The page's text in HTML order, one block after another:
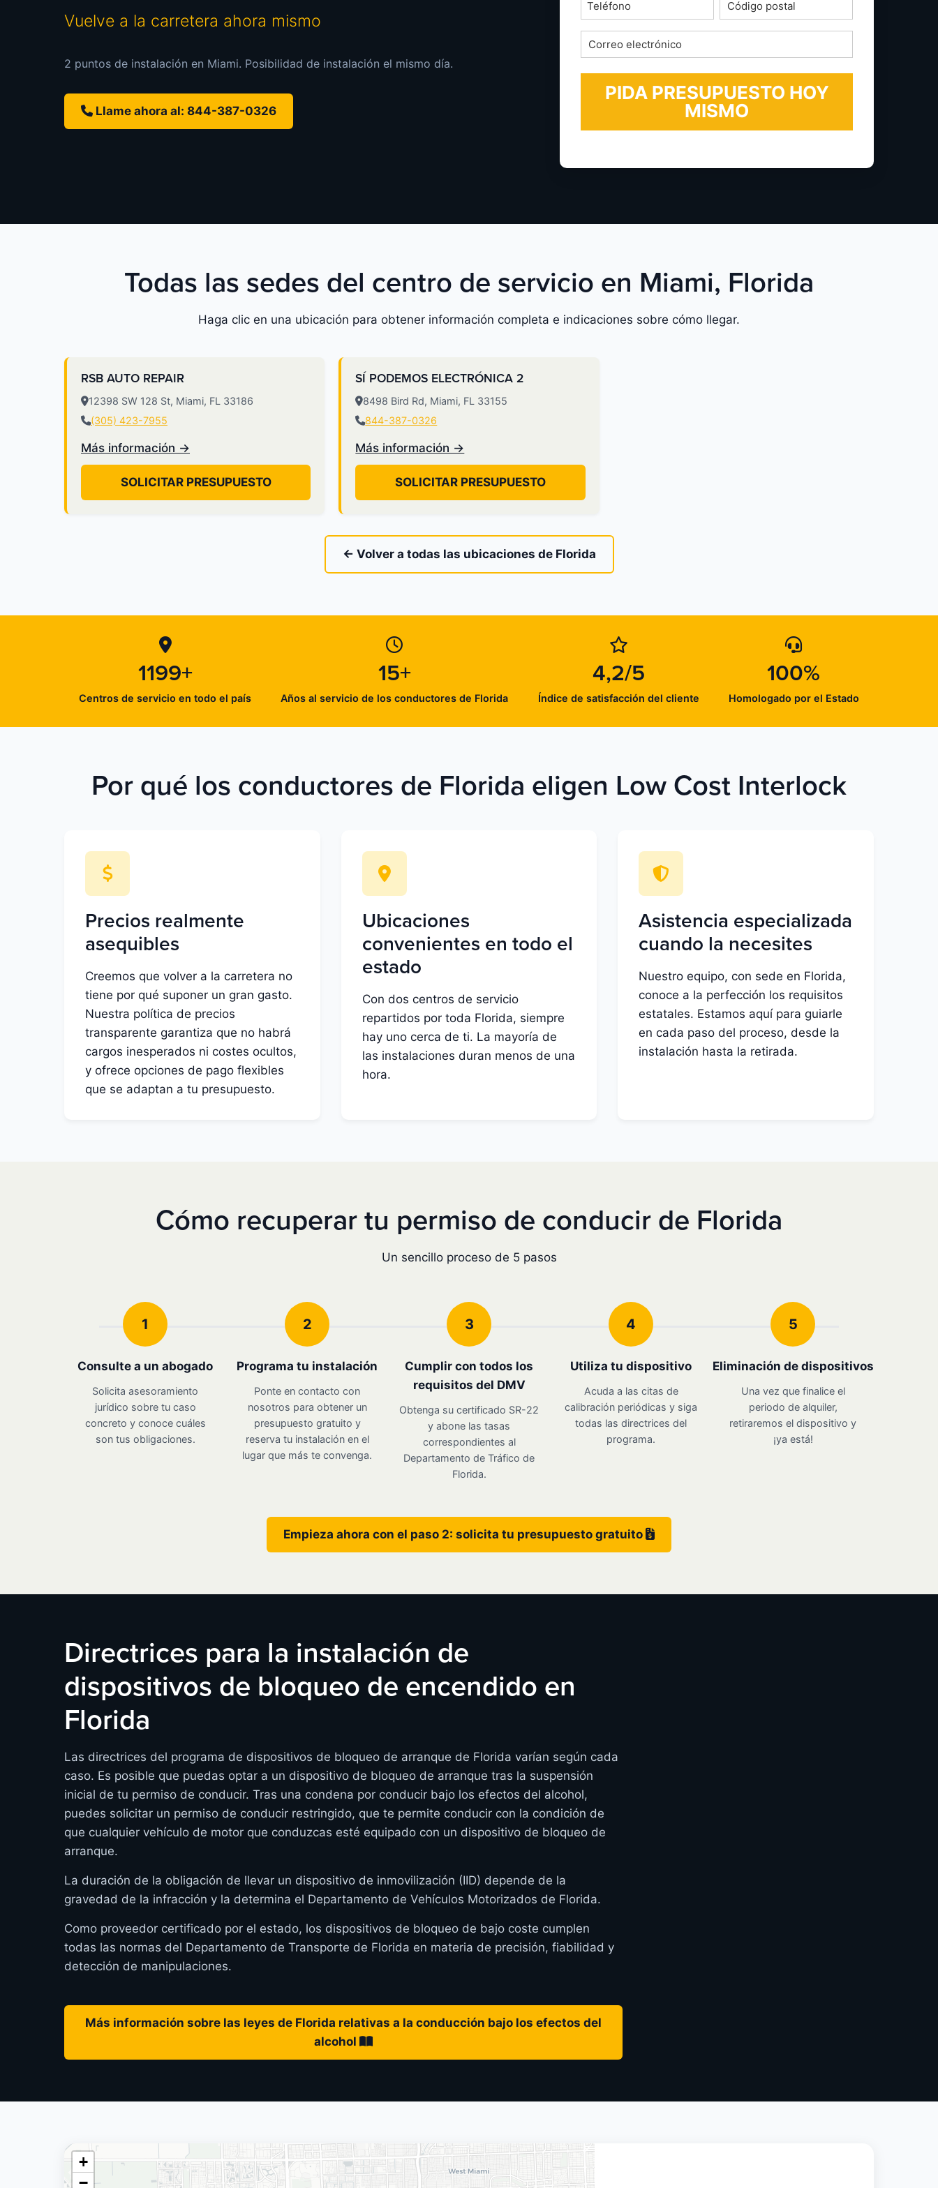
Vuelve a la carretera ahora mismo
2 puntos de instalación en Miami. Posibilidad de instalación el mismo día.
Llame ahora al: 844-387-0326
*
postal
Correo
electrónico
*
Todas las sedes del centro de servicio en Miami, Florida
Haga clic en una ubicación para obtener información completa e indicaciones sobre cómo llegar.
RSB AUTO REPAIR
12398 SW 128 St, Miami, FL 33186
(305) 423-7955
Más información →
SOLICITAR PRESUPUESTO
SÍ PODEMOS ELECTRÓNICA 2
8498 Bird Rd, Miami, FL 33155
844-387-0326
Más información →
SOLICITAR PRESUPUESTO
← Volver a todas las ubicaciones de Florida
1199+
Centros de servicio en todo el país
15+
Años al servicio de los conductores de Florida
4,2/5
Índice de satisfacción del cliente
100%
Homologado por el Estado
Por qué los conductores de Florida eligen Low Cost Interlock
Precios realmente
asequibles
Creemos que volver a la carretera no
tiene por qué suponer un gran gasto.
Nuestra política de precios
transparente garantiza que no habrá
cargos inesperados ni costes ocultos,
y ofrece opciones de pago flexibles
que se adaptan a tu presupuesto.
Ubicaciones
convenientes en todo el
estado
Con dos centros de servicio
repartidos por toda Florida, siempre
hay uno cerca de ti. La mayoría de
las instalaciones duran menos de una
hora.
Asistencia especializada
cuando la necesites
Nuestro equipo, con sede en Florida,
conoce a la perfección los requisitos
estatales. Estamos aquí para guiarle
en cada paso del proceso, desde la
instalación hasta la retirada.
Cómo recuperar tu permiso de conducir de Florida
Un sencillo proceso de 5 pasos
1
Consulte a un abogado
Solicita asesoramiento
jurídico sobre tu caso
concreto y conoce cuáles
son tus obligaciones.
2
Programa tu instalación
Ponte en contacto con
nosotros para obtener un
presupuesto gratuito y
reserva tu instalación en el
lugar que más te convenga.
3
Cumplir con todos los
requisitos del DMV
Obtenga su certificado SR-22
y abone las tasas
correspondientes al
Departamento de Tráfico de
Florida.
4
Utiliza tu dispositivo
Acuda a las citas de
calibración periódicas y siga
todas las directrices del
programa.
5
Eliminación de dispositivos
Una vez que finalice el
periodo de alquiler,
retiraremos el dispositivo y
¡ya está!
Empieza ahora con el paso 2: solicita tu presupuesto gratuito
Directrices para la instalación de
dispositivos de bloqueo de encendido en
Florida
Las directrices del programa de dispositivos de bloqueo de arranque de Florida varían según cada
caso. Es posible que puedas optar a un dispositivo de bloqueo de arranque tras la suspensión
inicial de tu permiso de conducir. Tras una condena por conducir bajo los efectos del alcohol,
puedes solicitar un permiso de conducir restringido, que te permite conducir con la condición de
que cualquier vehículo de motor que conduzcas esté equipado con un dispositivo de bloqueo de
arranque.
La duración de la obligación de llevar un dispositivo de inmovilización (IID) depende de la
gravedad de la infracción y la determina el Departamento de Vehículos Motorizados de Florida.
Como proveedor certificado por el estado, los dispositivos de bloqueo de bajo coste cumplen
todas las normas del Departamento de Transporte de Florida en materia de precisión, fiabilidad y
detección de manipulaciones.
Más información sobre las leyes de Florida relativas a la conducción bajo los efectos del
alcohol
+
−